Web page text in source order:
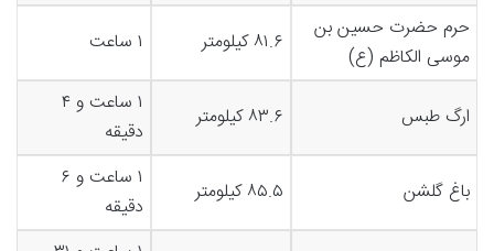
حرم حضرت حسین بن
موسی الکاظم (ع)
۸۱.۶ کیلومتر ۱ ساعت
ارگ طبس ۸۳.۶ کیلومتر
۱ ساعت و ۴
دقیقه
باغ گلشن
۸۵.۵ کیلومتر
۱ ساعت و ۶
دقیقه